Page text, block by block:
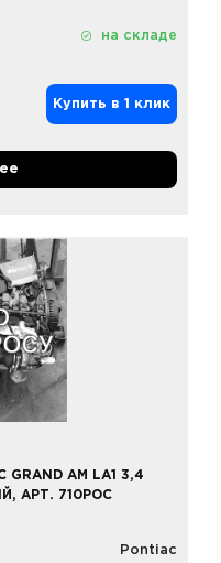
на складе
Купить в 1 клик
AM LA1 3,4
АРТ. 710POC
Pontiac